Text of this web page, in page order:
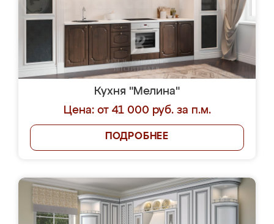
Кухня "Мелина"
Цена: от 41 000 руб. за п.м.
ПОДРОБНЕЕ